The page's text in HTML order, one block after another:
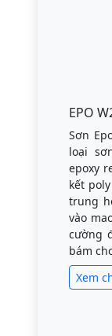
EPO
Sơn
loại
epoxy
kết
trung
vào
cường
bám
Xem